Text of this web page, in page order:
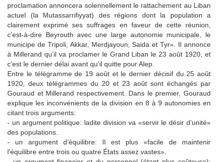
proclamation annoncera solennellement le rattachement au Liban
actuel (la Mutassarrifiyyat) des régions dont la population a
clairement exprimé ses suffrages en faveur de cette réunion,
c’est-à-dire Beyrouth avec une large autonomie municipale, le
municipe de Tripoli, Akkar, Merdjayoun, Saida et Tyr». Il annonce
à Millerand qu’il va proclamer le Grand Liban le 23 août 1920, et
c’est le dernier délai avant qu’il quitte pour Alep.
Entre le télégramme de 19 août et le dernier décisif du 25 août
1920, deux télégrammes du 20 et 23 août sont échangés par
Gouraud et Millerand respectivement. Dans le premier, Gouraud
explique les inconvénients de la division en 8 à 9 autonomies en
citant trois arguments:
- un argument politique: ladite division va «servir le désir d’unité»
des populations.
- un argument d’équilibre: Il est plus «facile de maintenir
l’équilibre entre trois ou quatre États assez vastes».